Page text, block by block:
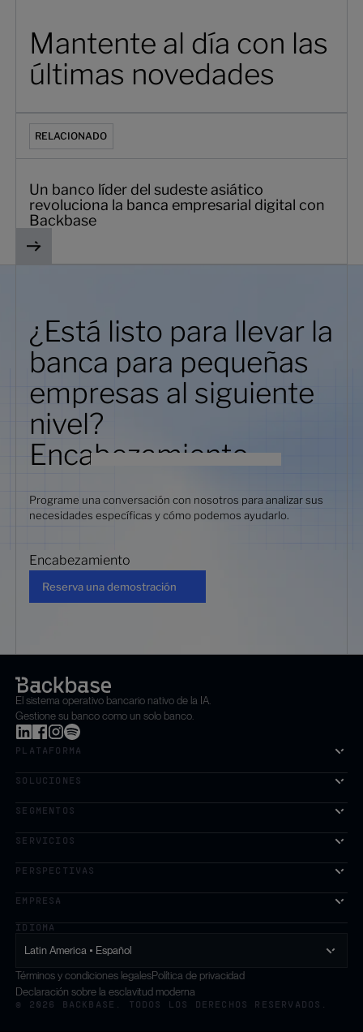
Mantente al día con las
últimas novedades
Un banco líder del sudeste asiático revoluciona la banca
RELACIONADO
Un banco líder del sudeste asiático
revoluciona la banca empresarial digital con
Backbase
¿Está listo para llevar la
banca para pequeñas
empresas al siguiente
nivel?
Encabezamiento
Programe una conversación con nosotros para analizar sus
necesidades específicas y cómo podemos ayudarlo.
Encabezamiento
Reserva una demostración
El sistema operativo bancario nativo de la IA.
Gestione su banco como un solo banco.
PLATAFORMA
SOLUCIONES
SEGMENTOS
SERVICIOS
PERSPECTIVAS
EMPRESA
IDIOMA
Latin America • Español
Términos y condiciones legalesPolítica de privacidad
Declaración sobre la esclavitud moderna
© 2026 BACKBASE. TODOS LOS DERECHOS RESERVADOS.